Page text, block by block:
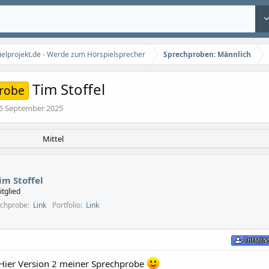
- Werde zum Hörspielsprecher Sprechproben: Männlich
Tim Stoffel
September 2025
Mittel
Stoffel
Link Portfolio Link
Version 2 meiner Sprechprobe